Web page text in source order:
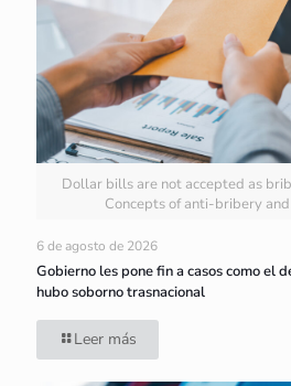
Dollar bills are not accepted as
Concepts of anti-bribery
6 de agosto de 2026
Gobierno les pone fin a casos como el
hubo soborno trasnacional
Leer más